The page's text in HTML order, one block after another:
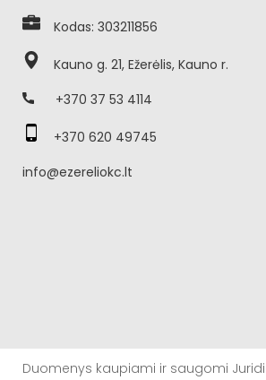
Kodas: 303211856
Kauno g. 21, Ežerėlis, Kauno r.
+370 37 53 4114
+370 620 49745
info@ezereliokc.lt
Duomenys kaupiami ir saugomi